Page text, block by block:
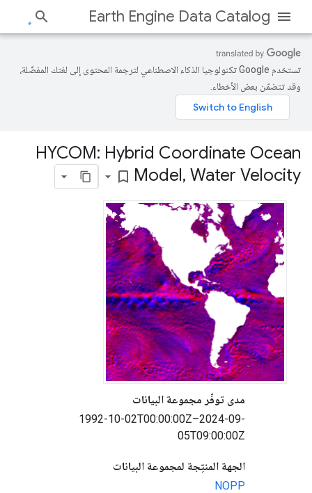
Earth Engine Data Catalog
تستخدم Google تكنولوجيا الذكاء الاصطناعي لترجمة المحتوى إلى لغتك المفضّلة،
وقد تتضمّن بعض الأخطاء.
HYCOM: Hybrid Coordinate Ocean
Model, Water Velocity
bookmark_border
مدى توفّر مجموعة البيانات
1992-10-02T00:00:00Z–2024-09-
05T09:00:00Z
الجهة المنتِجة لمجموعة البيانات
NOPP